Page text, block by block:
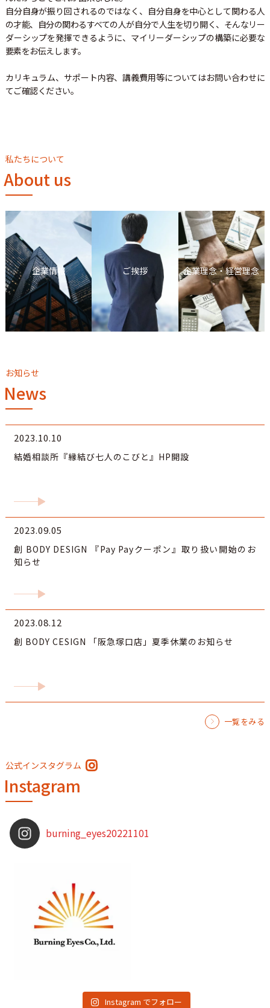
自分自身が振り回されるのではなく、自分自身を中心として関わる人
の才能、自分の関わるすべての人が自分で人生を切り開く、そんなリー
ダーシップを発揮できるように、マイリーダーシップの構築に必要な
要素をお伝えします。
カリキュラム、サポート内容、講義費用等についてはお問い合わせに
てご確認ください。
私たちについて
About us
COMPANY
企業情報 MESSAGE
ご挨拶 MISSION
企業理念・経営理念
お知らせ
News
2023.10.10
結婚相談所『縁結び七人のこびと』HP開設
2023.09.05
創 BODY DESIGN 『Pay Payクーポン』取り扱い開始のお
知らせ
2023.08.12
創 BODY CESIGN 「阪急塚口店」夏季休業のお知らせ
一覧をみる
公式インスタグラム
Instagram
burning_eyes20221101
Instagram でフォロー